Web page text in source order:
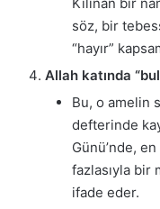
söz, bir
“hayır”
Allah katında
Bu, o amelin
defterinde
Günü’nde,
fazlasıyla bir
ifade eder.